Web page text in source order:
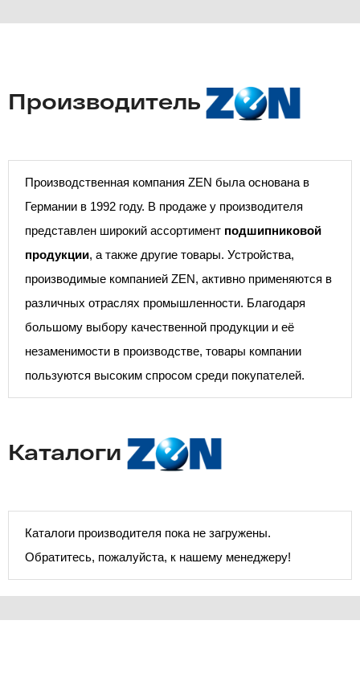
Производитель
Производственная компания ZEN была основана в
Германии в 1992 году. В продаже у производителя
представлен широкий ассортимент подшипниковой
продукции, а также другие товары. Устройства,
производимые компанией ZEN, активно применяются в
различных отраслях промышленности. Благодаря
большому выбору качественной продукции и её
незаменимости в производстве, товары компании
пользуются высоким спросом среди покупателей.
Каталоги
Каталоги производителя пока не загружены.
Обратитесь, пожалуйста, к нашему менеджеру!